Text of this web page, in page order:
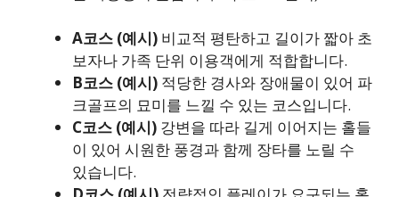
A코스 (예시) 비교적 평탄하고 길이가 짧아 초
보자나 가족 단위 이용객에게 적합합니다.
B코스 (예시) 적당한 경사와 장애물이 있어 파
크골프의 묘미를 느낄 수 있는 코스입니다.
C코스 (예시) 강변을 따라 길게 이어지는 홀들
이 있어 시원한 풍경과 함께 장타를 노릴 수
있습니다.